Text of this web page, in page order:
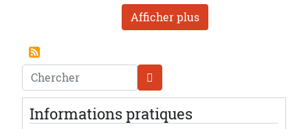
Afficher plus
Chercher
Informations pratiques